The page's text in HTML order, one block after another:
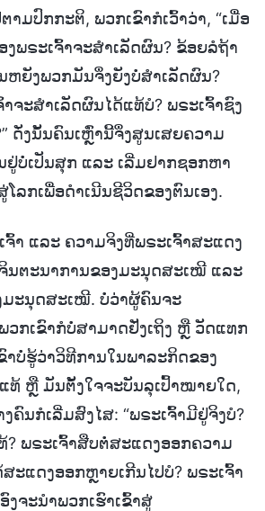
າມປົກກະຕິ, ພວກເຂົາກໍເວົ້າວ່າ, “ເມື່ອ
ພຣະເຈົ້າຈະສຳເລັດຜົນ? ຂ້ອຍລໍຖ້າ
ຫຍັງພວກມັນຈຶ່ງຍັງບໍ່ສຳເລັດຜົນ?
ຈະສຳເລັດຜົນໄດ້ແທ້ບໍ? ພຣະເຈົ້າຊົງ
ດັ່ງນັ້ນຄົນເຫຼົ່ານີ້ຈຶ່ງສູນເສຍຄວາມ
ຢູ່ບໍ່ເປັນສຸກ ແລະ ເລີ່ມຢາກຊອກຫາ
ລກເພື່ອດຳເນີນຊີວິດຂອງຕົນເອງ.
າ ແລະ ຄວາມຈິງທີ່ພຣະເຈົ້າສະແດງ
ນຕະນາການຂອງມະນຸດສະເໝີ ແລະ
ະນຸດສະເໝີ. ບໍ່ວ່າຜູ້ຄົນຈະ
ວກເຂົາກໍບໍ່ສາມາດຢັ່ງເຖິງ ຫຼື ວັດແທກ
າບໍ່ຮູ້ວ່າວິທີການໃນພາລະກິດຂອງ
ທ້ ຫຼື ມັນຕັ້ງໃຈຈະບັນລຸເປົ້າໝາຍໃດ,
ຄົນກໍເລີ່ມສົງໄສ: “ພຣະເຈົ້າມີຢູ່ຈິງບໍ?
? ພຣະເຈົ້າສືບຕໍ່ສະແດງອອກຄວາມ
ະແດງອອກຫຼາຍເກີນໄປບໍ? ພຣະເຈົ້າ
ງຈະນຳພວກເຮົາເຂົ້າສູ່